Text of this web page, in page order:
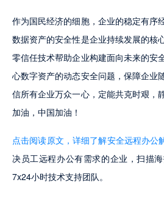
作为国民经济的细胞，企业的稳定有序
数据资产的安全性是企业持续发展的核
零信任技术帮助企业构建面向未来的安
心数字资产的动态安全问题，保障企业
信所有企业万众一心，定能共克时艰，
加油，中国加油！
点击阅读原文，详细了解安全远程办公
决员工远程办公有需求的企业，扫描
7x24小时技术支持团队。